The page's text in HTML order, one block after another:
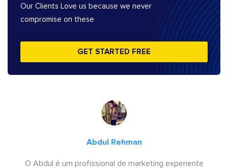
Our Clients Love us because we never
compromise on these
GET STARTED FREE
Abdul Rehman
O Abdul é um profissional de marketing experiente